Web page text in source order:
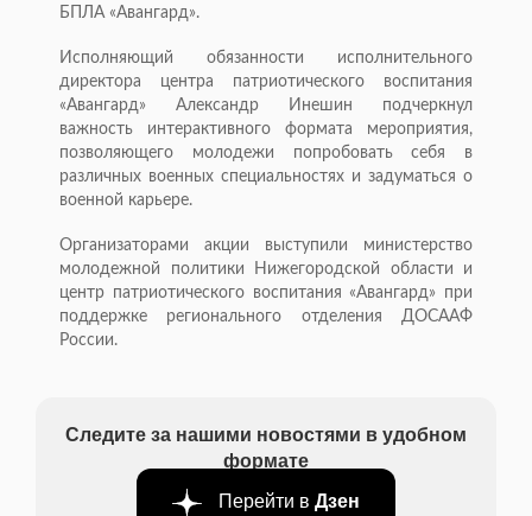
БПЛА «Авангард».
Исполняющий обязанности исполнительного
директора центра патриотического воспитания
«Авангард» Александр Инешин подчеркнул
важность интерактивного формата мероприятия,
позволяющего молодежи попробовать себя в
различных военных специальностях и задуматься о
военной карьере.
Организаторами акции выступили министерство
молодежной политики Нижегородской области и
центр патриотического воспитания «Авангард» при
поддержке регионального отделения ДОСААФ
России.
Следите за нашими новостями в удобном
формате
Перейти в Дзен